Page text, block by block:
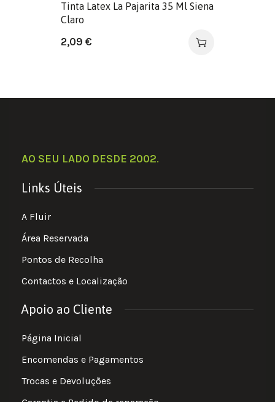
Tinta Latex La Pajarita 35 Ml Siena
Claro
2,09 €
AO SEU LADO DESDE 2002.
Links Úteis
A Fluir
Área Reservada
Pontos de Recolha
Contactos e Localização
Apoio ao Cliente
Página Inicial
Encomendas e Pagamentos
Trocas e Devoluções